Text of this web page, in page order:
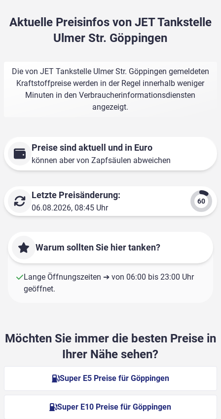
Aktuelle Preisinfos von JET Tankstelle
Ulmer Str. Göppingen
Die von JET Tankstelle Ulmer Str. Göppingen gemeldeten
Kraftstoffpreise werden in der Regel innerhalb weniger
Minuten in den Verbraucherinformationsdiensten
angezeigt.
Preise sind aktuell und in Euro
können aber von Zapfsäulen abweichen
Letzte Preisänderung:
06.08.2026, 08:45 Uhr
Warum sollten Sie hier tanken?
Lange Öffnungszeiten ➔ von 06:00 bis 23:00 Uhr
geöffnet.
Möchten Sie immer die besten Preise in
Ihrer Nähe sehen?
Super E5 Preise für Göppingen
Super E10 Preise für Göppingen